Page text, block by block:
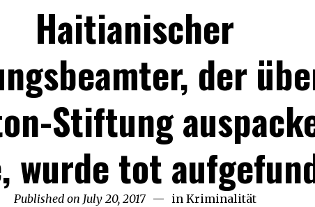
Haitianischer
der
Stiftung
wurde tot
Published on July 20, 2017July in Kriminalität